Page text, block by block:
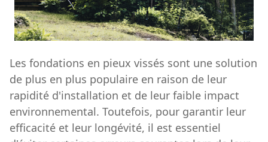
Les fondations en pieux vissés sont une solution
de plus en plus populaire en raison de leur
rapidité d'installation et de leur faible impact
environnemental. Toutefois, pour garantir leur
efficacité et leur longévité, il est essentiel